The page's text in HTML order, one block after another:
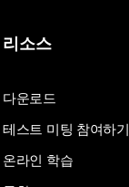
리소스
다운로드
테스트 미팅 참여하기
온라인 학습